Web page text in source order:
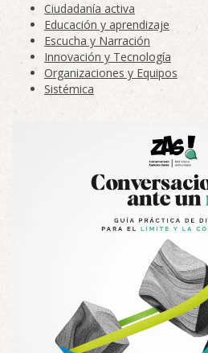
Ciudadanía activa
Educación y aprendizaje
Escucha y Narración
Innovación y Tecnología
Organizaciones y Equipos
Sistémica